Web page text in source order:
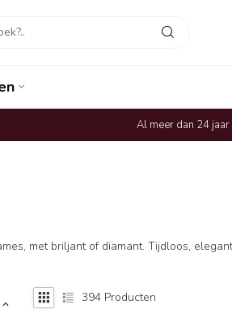
Al meer dan 24
met briljant of diamant. Tijdloos,
394 Producten